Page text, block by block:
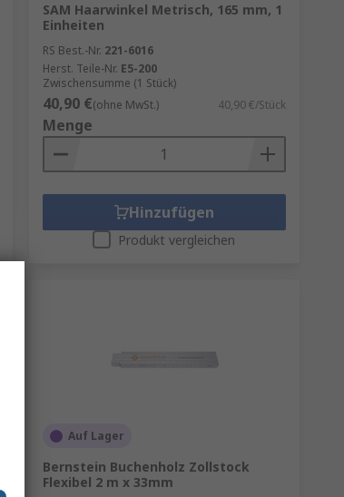
SAM Haarwinkel Metrisch, 165 mm, 1
Einheiten
RS Best.-Nr. 221-6016
Herst. Teile-Nr. E5-200
Zwischensumme (1 Stück)
40,90 €(ohne MwSt.) 40,90 €/Stück
Menge
Hinzufügen
Produkt vergleichen
Auf Lager
Bernstein Buchenholz Zollstock
Flexibel 2 m x 33mm